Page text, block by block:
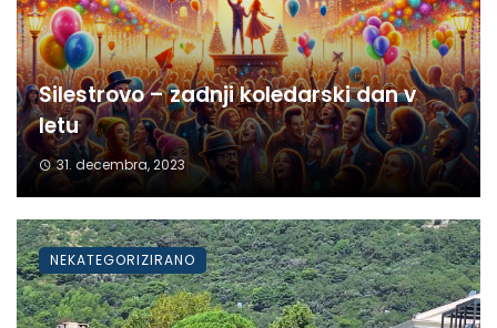
Silestrovo – zadnji koledarski dan v
letu
31. decembra, 2023
NEKATEGORIZIRANO